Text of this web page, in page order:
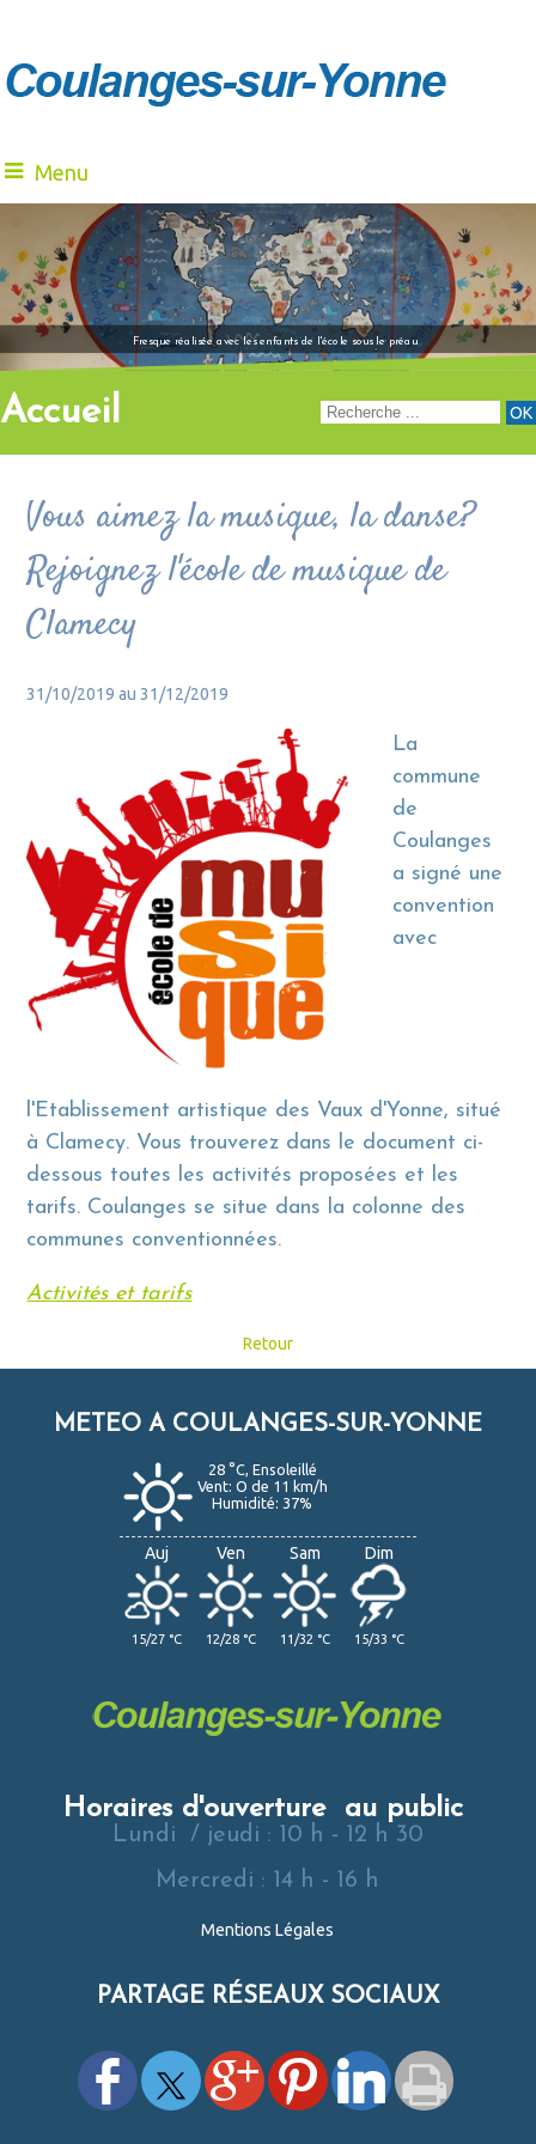
Menu
Fresque réalisée avec les enfants de l'école sous le préau
"Venez à notre
Accueil
Vous aimez la musique, la danse?
Rejoignez l'école de musique de
Clamecy
31/10/2019 au 31/12/2019
La
commune
de
Coulanges
a signé une
convention
avec
l'Etablissement artistique des Vaux d'Yonne, situé
à Clamecy. Vous trouverez dans le document ci-
dessous toutes les activités proposées et les
tarifs. Coulanges se situe dans la colonne des
communes conventionnées.
Activités et tarifs
Retour
METEO A COULANGES-SUR-YONNE
28 °C, Ensoleillé
Vent: O de 11 km/h
Humidité: 37%
Auj
15/27 °C
Ven
12/28 °C
Sam
11/32 °C
Dim
15/33 °C
Horaires d'ouverture au public
Lundi / jeudi : 10 h - 12 h 30
Mercredi : 14 h - 16 h
Mentions Légales
PARTAGE RÉSEAUX SOCIAUX